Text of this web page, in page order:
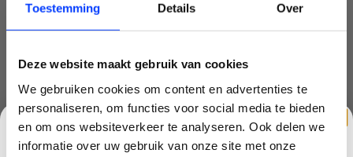
Toestemming Details Over
Deze website maakt gebruik van cookies
We gebruiken cookies om content en advertenties te
personaliseren, om functies voor social media te bieden
en om ons websiteverkeer te analyseren. Ook delen we
informatie over uw gebruik van onze site met onze
* Uw e-mailadres wordt niet gepubliceerd.
Opmerking:*